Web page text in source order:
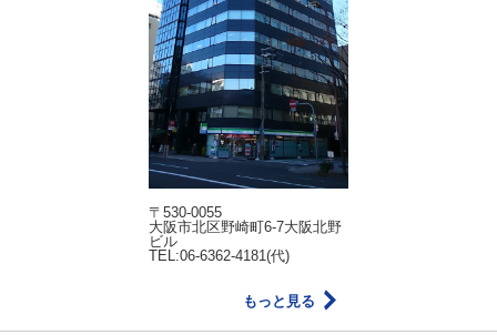
〒530-0055
大阪市北区野崎町6-7大阪北野
ビル
TEL:06-6362-4181(代)
もっと見る